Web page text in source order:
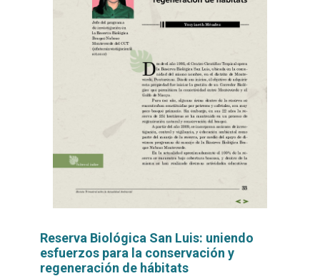
Reserva Biológica San Luis: uniendo
esfuerzos para la conservación y
regeneración de hábitats